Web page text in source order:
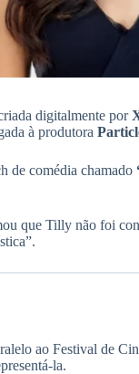
digitalmente por
à produtora
de comédia chamado
que Tilly não foi
ao Festival de
la.